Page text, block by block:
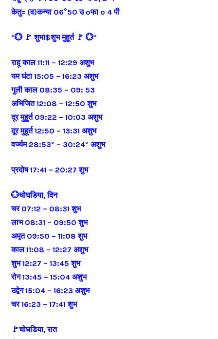
केतु= (व)कन्या 06°50 उ oफा o 4 पी
*💮 🚩 शुभा$शुभ मुहूर्त 🚩 💮*
राहू काल 11:11 – 12:29 अशुभ
यम घंटा 15:05 – 16:23 अशुभ
गुली काल 08:35 – 09: 53
अभिजित 12:08 – 12:50 शुभ
दूर मुहूर्त 09:22 – 10:03 अशुभ
दूर मुहूर्त 12:50 – 13:31 अशुभ
वर्ज्यम 28:53* – 30:24* अशुभ
प्रदोष 17:41 – 20:27 शुभ
💮चोघडिया, दिन
चर 07:12 – 08:31 शुभ
लाभ 08:31 – 09:50 शुभ
अमृत 09:50 – 11:08 शुभ
काल 11:08 – 12:27 अशुभ
शुभ 12:27 – 13:45 शुभ
रोग 13:45 – 15:04 अशुभ
उद्वेग 15:04 – 16:23 अशुभ
चर 16:23 – 17:41 शुभ
🚩चोघडिया, रात